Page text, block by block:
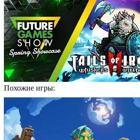
Похожие игры: